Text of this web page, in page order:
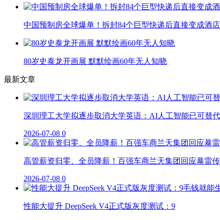
中国预制房全球爆单！拆封84个巨型快递后直接变成酒店
80岁史泰龙开画展 默默绘画60年无人知晓
最新文章
深圳理工大学拟逐步取消大学英语：AI人工智能已可替代
2026-07-08 0
高管薪资归零、全员降薪！百强车商兰天集团回应暴雷
2026-07-08 0
性能大提升 DeepSeek V4正式版灰度测试：9